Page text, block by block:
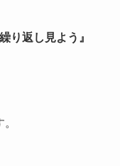
り返し見よう』